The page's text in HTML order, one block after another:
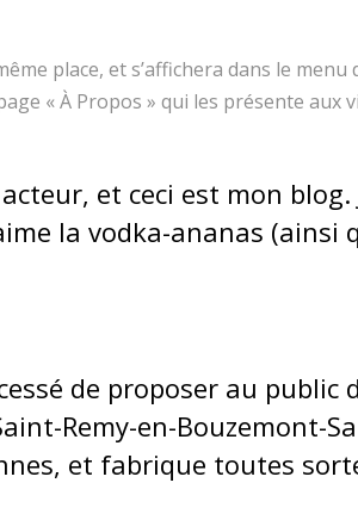
place, et s’affichera dans le
« À Propos » qui les présente aux
et ceci est mon blog.
la vodka-ananas (ainsi
de proposer au public
Remy-en-Bouzemont-
et fabrique toutes